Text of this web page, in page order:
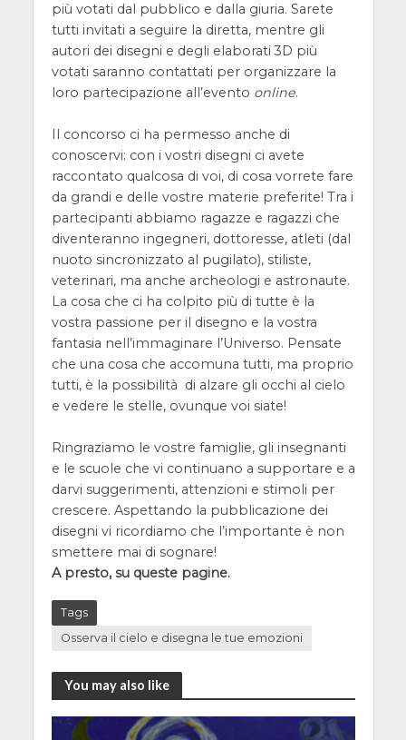
più votati dal pubblico e dalla giuria. Sarete
tutti invitati a seguire la diretta, mentre gli
autori dei disegni e degli elaborati 3D più
votati saranno contattati per organizzare la
loro partecipazione all’evento online.
Il concorso ci ha permesso anche di
conoscervi: con i vostri disegni ci avete
raccontato qualcosa di voi, di cosa vorrete fare
da grandi e delle vostre materie preferite! Tra i
partecipanti abbiamo ragazze e ragazzi che
diventeranno ingegneri, dottoresse, atleti (dal
nuoto sincronizzato al pugilato), stiliste,
veterinari, ma anche archeologi e astronaute.
La cosa che ci ha colpito più di tutte è la
vostra passione per il disegno e la vostra
fantasia nell’immaginare l’Universo. Pensate
che una cosa che accomuna tutti, ma proprio
tutti, è la possibilità di alzare gli occhi al cielo
e vedere le stelle, ovunque voi siate!
Ringraziamo le vostre famiglie, gli insegnanti
e le scuole che vi continuano a supportare e a
darvi suggerimenti, attenzioni e stimoli per
crescere. Aspettando la pubblicazione dei
disegni vi ricordiamo che l’importante è non
smettere mai di sognare!
A presto, su queste pagine.
Tags
Osserva il cielo e disegna le tue emozioni
You may also like